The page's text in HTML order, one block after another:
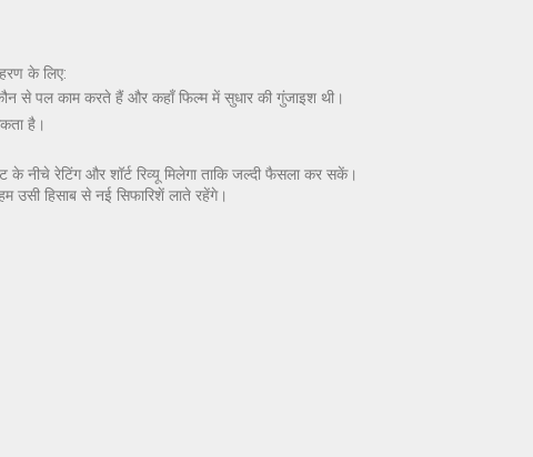
के लिए:
कौन से पल काम करते हैं और कहाँ फिल्म में सुधार की गुंजाइश थी।
है।
नीचे रेटिंग और शॉर्ट रिव्यू मिलेगा ताकि जल्दी फैसला कर सकें।
हिसाब से नई सिफारिशें लाते रहेंगे।